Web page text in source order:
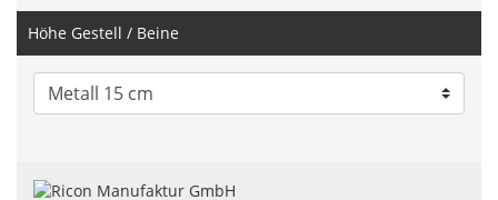
Höhe Gestell / Beine